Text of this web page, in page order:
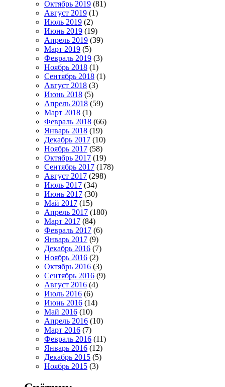
Октябрь 2019 (81)
Август 2019 (1)
Июль 2019 (2)
Июнь 2019 (19)
Апрель 2019 (39)
Март 2019 (5)
Февраль 2019 (3)
Ноябрь 2018 (1)
Сентябрь 2018 (1)
Август 2018 (3)
Июнь 2018 (5)
Апрель 2018 (59)
Март 2018 (1)
Февраль 2018 (66)
Январь 2018 (19)
Декабрь 2017 (10)
Ноябрь 2017 (58)
Октябрь 2017 (19)
Сентябрь 2017 (178)
Август 2017 (298)
Июль 2017 (34)
Июнь 2017 (30)
Май 2017 (15)
Апрель 2017 (180)
Март 2017 (84)
Февраль 2017 (6)
Январь 2017 (9)
Декабрь 2016 (7)
Ноябрь 2016 (2)
Октябрь 2016 (3)
Сентябрь 2016 (9)
Август 2016 (4)
Июль 2016 (6)
Июнь 2016 (14)
Май 2016 (10)
Апрель 2016 (10)
Март 2016 (7)
Февраль 2016 (11)
Январь 2016 (12)
Декабрь 2015 (5)
Ноябрь 2015 (3)